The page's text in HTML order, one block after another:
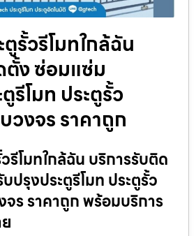
รั้วรีโมทใกล้ฉัน
ตั้ง ซ่อมแซ่ม
รีโมท ประตูรั้ว
วงจร ราคาถูก
รีโมทใกล้ฉัน บริการรับติด
ปรุงประตูรีโมท ประตูรั้ว
ร ราคาถูก พร้อมบริการ